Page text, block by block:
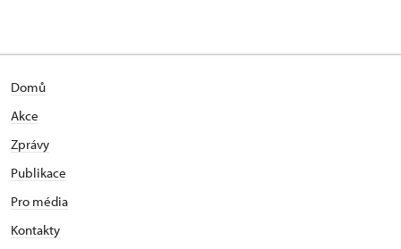
Domů
Akce
Zprávy
Publikace
Pro média
Kontakty